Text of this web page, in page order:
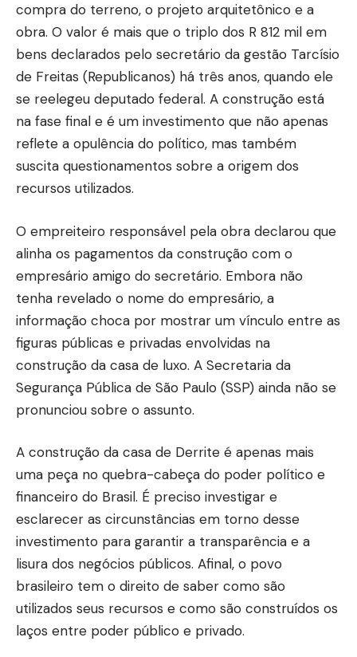
compra do terreno, o projeto arquitetônico e a
obra. O valor é mais que o triplo dos R 812 mil em
bens declarados pelo secretário da gestão Tarcísio
de Freitas (Republicanos) há três anos, quando ele
se reelegeu deputado federal. A construção está
na fase final e é um investimento que não apenas
reflete a opulência do político, mas também
suscita questionamentos sobre a origem dos
recursos utilizados.
O empreiteiro responsável pela obra declarou que
alinha os pagamentos da construção com o
empresário amigo do secretário. Embora não
tenha revelado o nome do empresário, a
informação choca por mostrar um vínculo entre as
figuras públicas e privadas envolvidas na
construção da casa de luxo. A Secretaria da
Segurança Pública de São Paulo (SSP) ainda não se
pronunciou sobre o assunto.
A construção da casa de Derrite é apenas mais
uma peça no quebra-cabeça do poder político e
financeiro do Brasil. É preciso investigar e
esclarecer as circunstâncias em torno desse
investimento para garantir a transparência e a
lisura dos negócios públicos. Afinal, o povo
brasileiro tem o direito de saber como são
utilizados seus recursos e como são construídos os
laços entre poder público e privado.